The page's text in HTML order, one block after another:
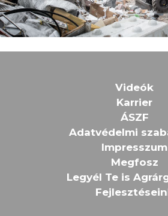
Videók
Karrier
ÁSZF
Adatvédelmi
Impresszum
Megfosz
Legyél Te is